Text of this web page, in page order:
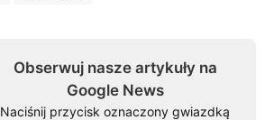
Obserwuj nasze artykuły na
Google News
Naciśnij przycisk oznaczony gwiazdką